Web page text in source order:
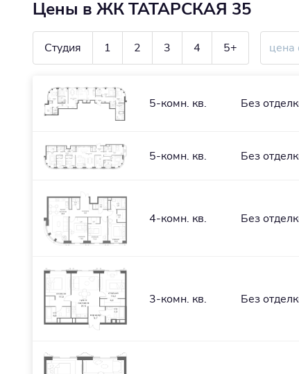
Цены в ЖК ТАТАРСКАЯ 35
Студия 1 2 3 4 5+
5-комн. кв. Без
5-комн. кв. Без
4-комн. кв. Без
3-комн. кв. Без